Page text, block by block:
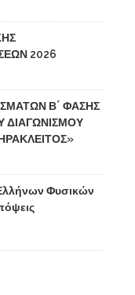
2026
Β΄ ΦΑΣΗΣ
ΔΙΑΓΩΝΙΣΜΟΥ
Φυσικών